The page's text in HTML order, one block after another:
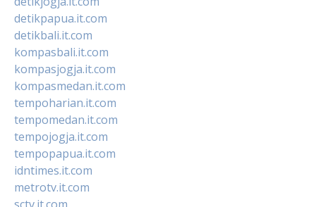
detikpapua.it.com
detikbali.it.com
kompasbali.it.com
kompasjogja.it.com
kompasmedan.it.com
tempoharian.it.com
tempomedan.it.com
tempojogja.it.com
tempopapua.it.com
idntimes.it.com
metrotv.it.com
sctv.it.com